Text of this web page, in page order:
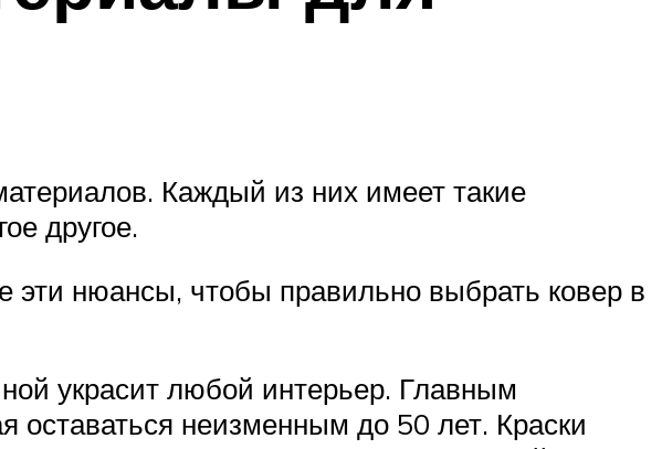
Каждый из них имеет такие
другое.
эти нюансы, чтобы правильно выбрать ковер в
украсит любой интерьер. Главным
оставаться неизменным до 50 лет. Краски